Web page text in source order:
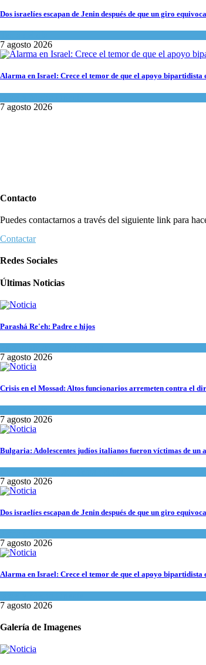
Dos israelíes escapan de Jenin después de que un giro
7 agosto 2026
Alarma en Israel: Crece el temor de que el apoyo bipartidista
7 agosto 2026
Contacto
Puedes contactarnos a través del siguiente link para
Contactar
Redes Sociales
Últimas Noticias
Parashá Re'eh: Padre e hijos
7 agosto 2026
Crisis en el Mossad: Altos funcionarios arremeten contra el
7 agosto 2026
Bulgaria: Adolescentes judíos italianos fueron víctimas de un
7 agosto 2026
Dos israelíes escapan de Jenin después de que un giro
7 agosto 2026
Alarma en Israel: Crece el temor de que el apoyo bipartidista
7 agosto 2026
Galería de Imagenes